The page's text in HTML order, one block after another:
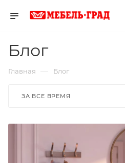
Блог
Главная — Блог
ЗА ВСЕ ВРЕМЯ